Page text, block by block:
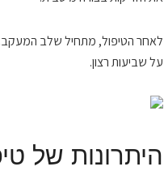
לאחר הטיפול, מתחיל שלב
על שביעות רצון.
היתרונות של